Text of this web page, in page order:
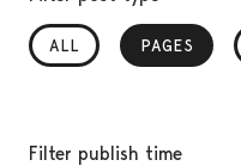
ALL PAGES
, SELECTED
Filter publish time